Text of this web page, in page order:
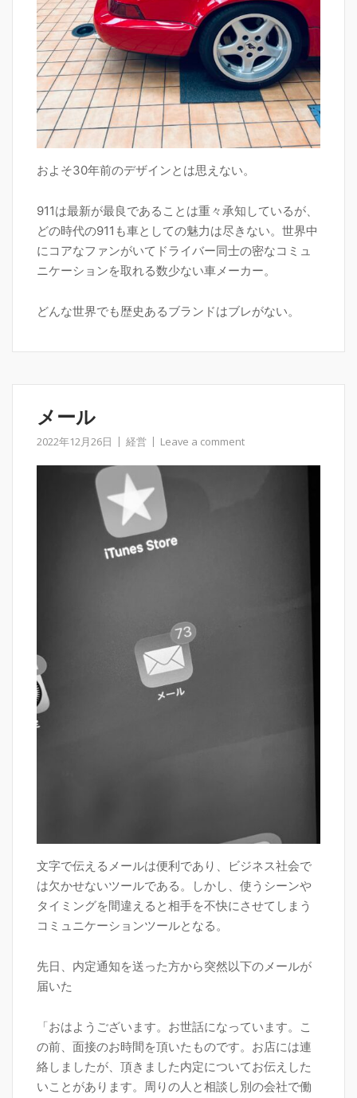
およそ30年前のデザインとは思えない。
911は最新が最良であることは重々承知しているが、
どの時代の911も車としての魅力は尽きない。世界中
にコアなファンがいてドライバー同士の密なコミュ
ニケーションを取れる数少ない車メーカー。
どんな世界でも歴史あるブランドはブレがない。
メール
2022年12月26日 経営 Leave a comment
文字で伝えるメールは便利であり、ビジネス社会で
は欠かせないツールである。しかし、使うシーンや
タイミングを間違えると相手を不快にさせてしまう
コミュニケーションツールとなる。
先日、内定通知を送った方から突然以下のメールが
届いた
「おはようございます。お世話になっています。こ
の前、面接のお時間を頂いたものです。お店には連
絡しましたが、頂きました内定についてお伝えした
いことがあります。周りの人と相談し別の会社で働